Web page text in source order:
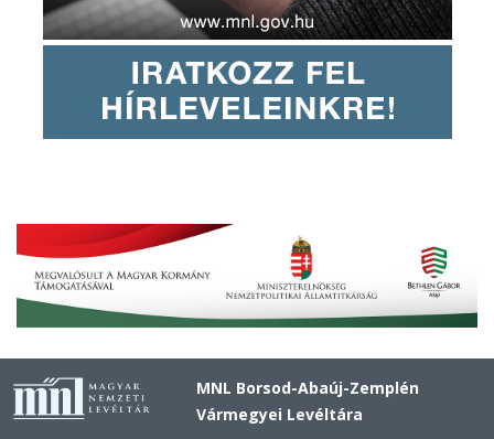
MNL Borsod-Abaúj-Zemplén
Vármegyei Levéltára